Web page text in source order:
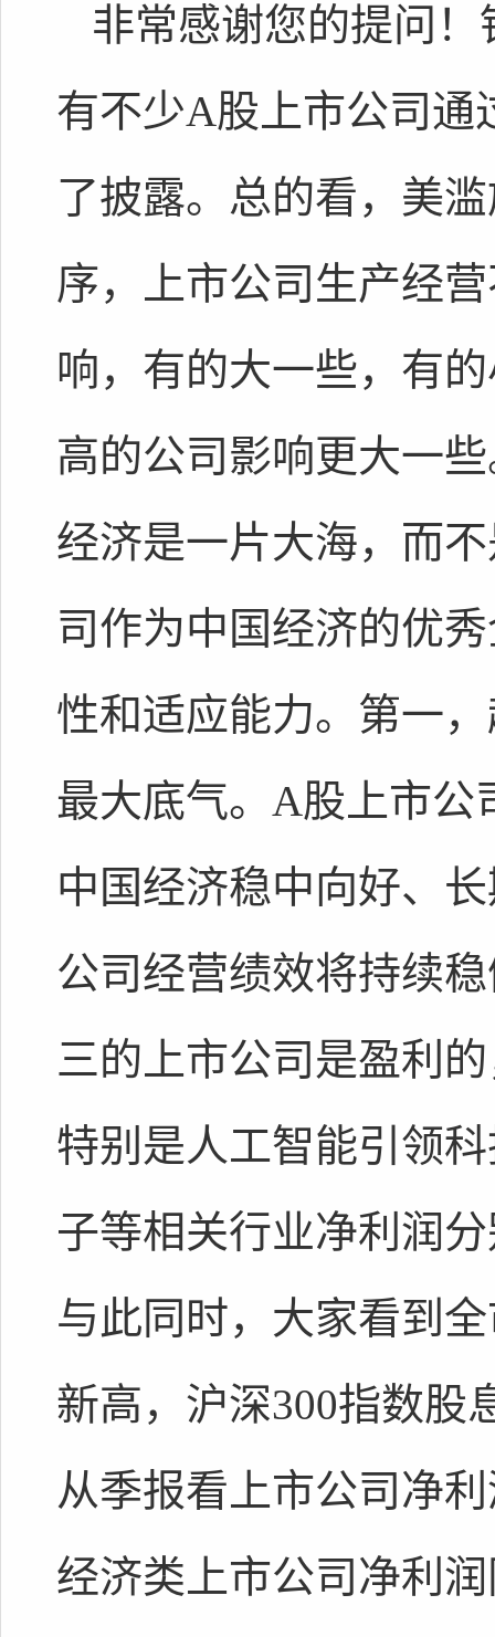
非常感谢您的提问
有不少A股上市公司通
了披露。总的看，美
序，上市公司生产经
响，有的大一些，有
高的公司影响更大一
经济是一片大海，而
司作为中国经济的优
性和适应能力。第一
最大底气。A股上市公
中国经济稳中向好、
公司经营绩效将持续
三的上市公司是盈利
特别是人工智能引领
子等相关行业净利润
与此同时，大家看到
新高，沪深300指数股
从季报看上市公司净
经济类上市公司净利